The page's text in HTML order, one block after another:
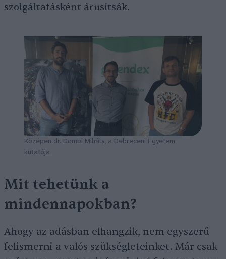
szolgáltatásként árusítsák.
Középen dr. Dombi Mihály, a Debreceni Egyetem
kutatója
Mit tehetünk a
mindennapokban?
Ahogy az adásban elhangzik, nem egyszerű
felismerni a valós szükségleteinket. Már csak